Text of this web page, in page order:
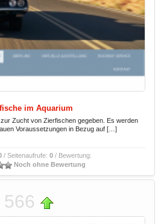
im Aquarium
Zucht von Zierfischen gegeben. Es werden
Voraussetzungen in Bezug auf […]
/ Seitenaufrufe: 0 / Bewertung:
Noch ohne Bewertung
566